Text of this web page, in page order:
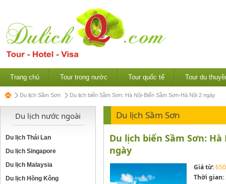
Trang chủ Tour trong nước Tour quốc tế Tour du
Du lịch Sầm Sơn Du lịch biển Sầm Sơn: Hà Nội-Biển Sầm Sơn-Hà Nội 2 ngày
Du lịch nước ngoài
Du lịch Thái Lan
Du lịch Singapore
Du lịch Malaysia
Du lịch Hồng Kông
Du lịch Sầm Sơn
Du lịch biển Sầm Sơn:
ngày
Giá từ:
Thời gian: